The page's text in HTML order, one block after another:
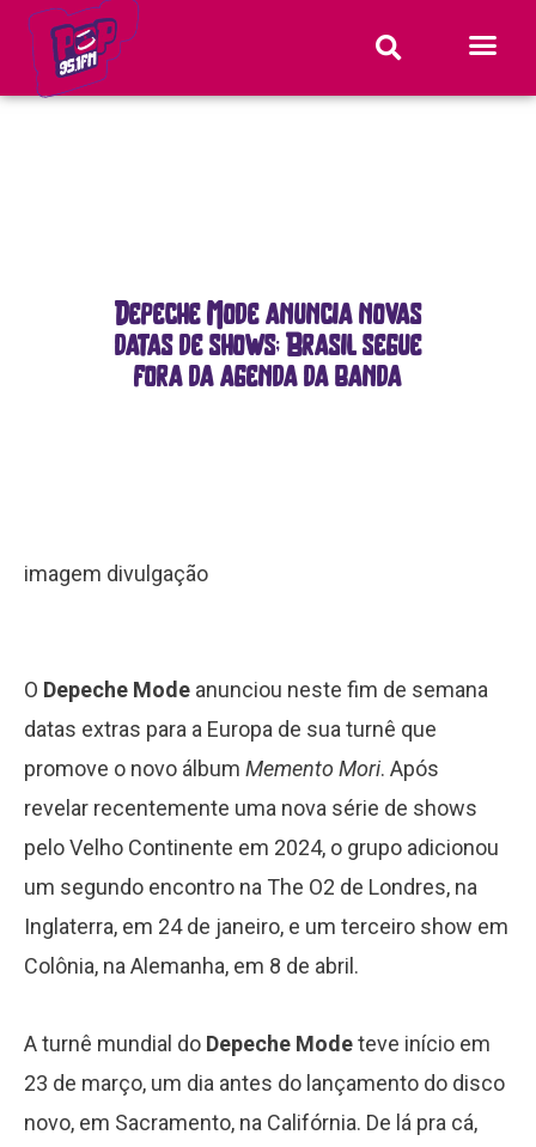
Depeche Mode anuncia novas
datas de shows; Brasil segue
fora da agenda da banda
imagem divulgação
O Depeche Mode anunciou neste fim de semana
datas extras para a Europa de sua turnê que
promove o novo álbum Memento Mori. Após
revelar recentemente uma nova série de shows
pelo Velho Continente em 2024, o grupo adicionou
um segundo encontro na The O2 de Londres, na
Inglaterra, em 24 de janeiro, e um terceiro show em
Colônia, na Alemanha, em 8 de abril.
A turnê mundial do Depeche Modeteve início em
23 de março, um dia antes do lançamento do disco
novo, em Sacramento, na Califórnia. De lá pra cá,